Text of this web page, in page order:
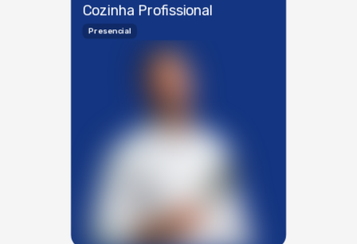
Cozinha Profissional
Presencial